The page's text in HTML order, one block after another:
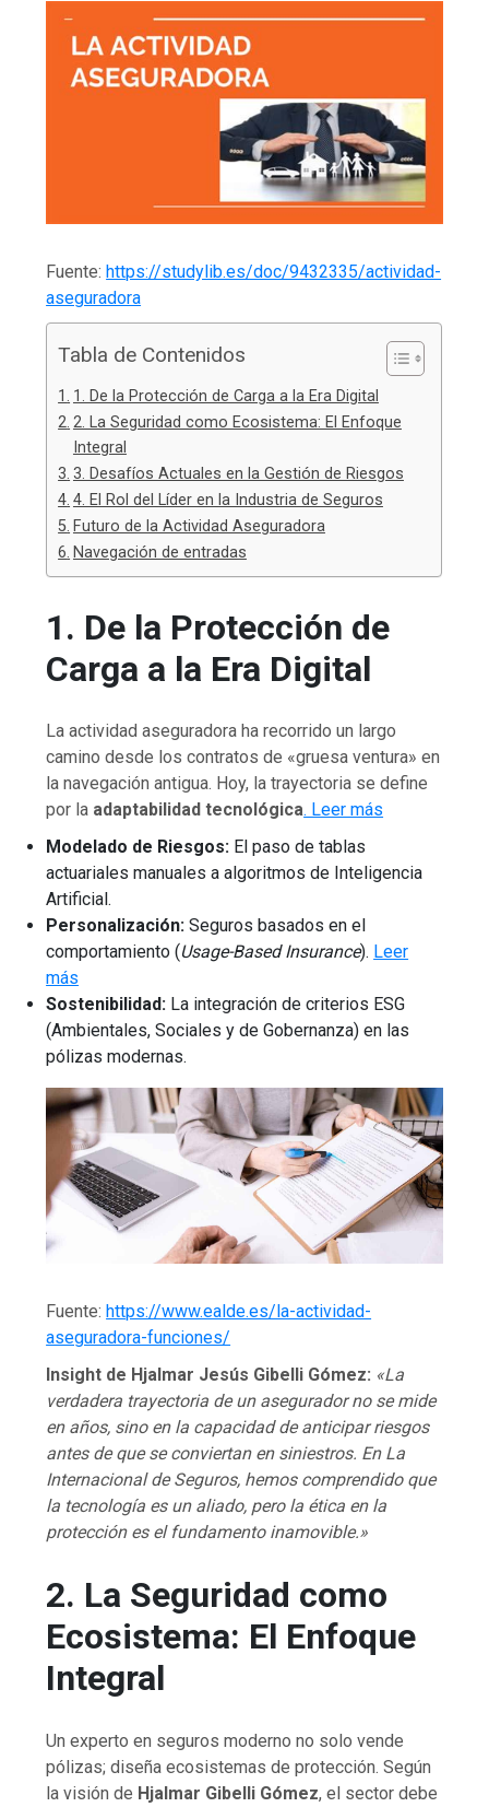
Fuente:https://studylib.es/doc/9432335/actividad-
aseguradora
Tabla de Contenidos
1. De la Protección de Carga a la Era Digital
2. La Seguridad como Ecosistema: El Enfoque
Integral
3. Desafíos Actuales en la Gestión de Riesgos
4. El Rol del Líder en la Industria de Seguros
Futuro de la Actividad Aseguradora
Navegación de entradas
1. De la Protección de
Carga a la Era Digital
La actividad aseguradora ha recorrido un largo
camino desde los contratos de «gruesa ventura» en
la navegación antigua. Hoy, la trayectoria se define
por la adaptabilidad tecnológica. Leer más
Modelado de Riesgos: El paso de tablas
actuariales manuales a algoritmos de Inteligencia
Artificial.
Personalización: Seguros basados en el
comportamiento (Usage-Based Insurance). Leer
más
Sostenibilidad: La integración de criterios ESG
(Ambientales, Sociales y de Gobernanza) en las
pólizas modernas.
Fuente:https://www.ealde.es/la-actividad-
aseguradora-funciones/
Insight de Hjalmar Jesús Gibelli Gómez: «La
verdadera trayectoria de un asegurador no se mide
en años, sino en la capacidad de anticipar riesgos
antes de que se conviertan en siniestros. En La
Internacional de Seguros, hemos comprendido que
la tecnología es un aliado, pero la ética en la
protección es el fundamento inamovible.»
2. La Seguridad como
Ecosistema: El Enfoque
Integral
Un experto en seguros moderno no solo vende
pólizas; diseña ecosistemas de protección. Según
la visión de Hjalmar Gibelli Gómez, el sector debe